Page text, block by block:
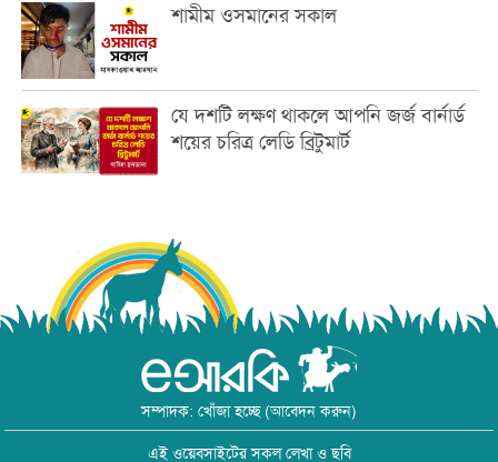
শামীম ওসমানের সকাল
যে দশটি লক্ষণ থাকলে আপনি জর্জ বার্নার্ড
শয়ের চরিত্র লেডি ব্রিটুমার্ট
সম্পাদক: খোঁজা হচ্ছে (আবেদন করুন)
এই ওয়েবসাইটের সকল লেখা ও ছবি